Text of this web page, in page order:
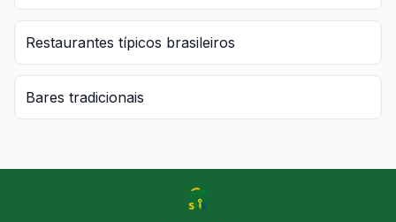
Restaurantes típicos brasileiros
Bares tradicionais